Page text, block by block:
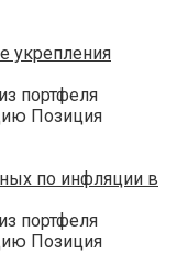
укрепления
портфеля
Позиция
по инфляции в
портфеля
Позиция